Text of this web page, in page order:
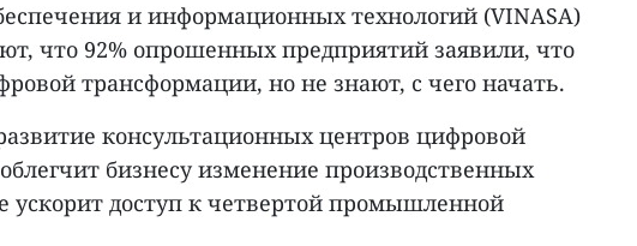
и информационных технологий (VINASA)
что 92% опрошенных предприятий заявили, что
трансформации, но не знают, с чего начать.
консультационных центров цифровой
бизнесу изменение производственных
ускорит доступ к четвертой промышленной